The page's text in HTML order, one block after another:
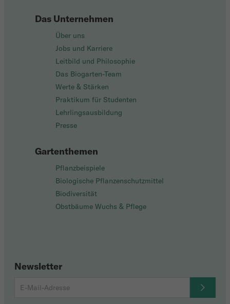
Das Unternehmen
Über uns
Jobs und Karriere
Leitbild und Philosophie
Das Biogarten-Team
Werte & Stärken
Praktikum für Studenten
Lehrlingsausbildung
Presse
Gartenthemen
Pflanzbeispiele
Biologische Pflanzenschutzmittel
Biodiversität
Obstbäume Wuchs & Pflege
Newsletter